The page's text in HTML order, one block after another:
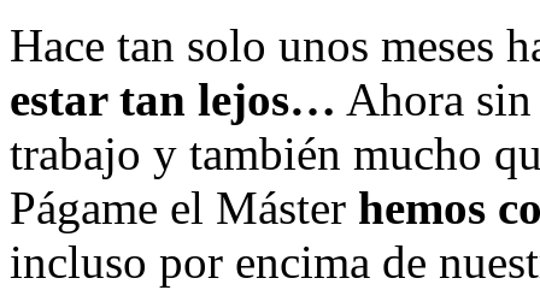
Hace tan solo unos meses
estar tan lejos… Ahora sin
trabajo y también mucho
Págame el Máster hemos
incluso por encima de